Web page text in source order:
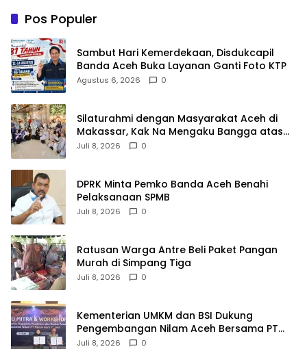
Pos Populer
Sambut Hari Kemerdekaan, Disdukcapil
Banda Aceh Buka Layanan Ganti Foto KTP
Agustus 6, 2026 0
Silaturahmi dengan Masyarakat Aceh di
Makassar, Kak Na Mengaku Bangga atas
Kekompakan Perantau Aceh
Juli 8, 2026 0
DPRK Minta Pemko Banda Aceh Benahi
Pelaksanaan SPMB
Juli 8, 2026 0
Ratusan Warga Antre Beli Paket Pangan
Murah di Simpang Tiga
Juli 8, 2026 0
Kementerian UMKM dan BSI Dukung
Pengembangan Nilam Aceh Bersama PT
Razma Agro Jayana
Juli 8, 2026 0